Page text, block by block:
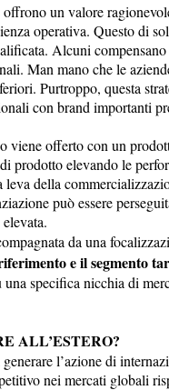
un valore
operativa. Questo di
Alcuni
Man mano che le
Purtroppo, questa
con brand importanti
viene offerto con un
prodotto elevando le
della
può essere
da una
e il segmento
specifica nicchia di
ALL’ESTERO?
l’azione di
nei mercati globali